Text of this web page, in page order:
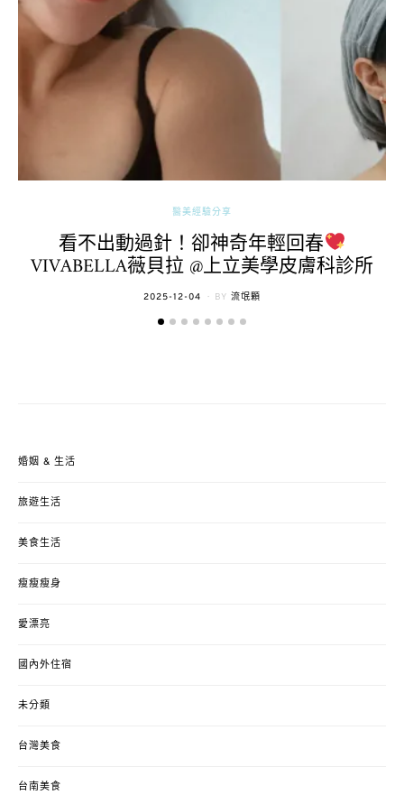
醫美經驗分享
看不出動過針！卻神奇年輕回春
VIVABELLA薇貝拉 @上立美學皮膚科診所
POSTED
2025-12-04 BY 流氓顆
婚姻 & 生活
旅遊生活
美食生活
瘦瘦瘦身
愛漂亮
國內外住宿
未分類
台灣美食
台南美食